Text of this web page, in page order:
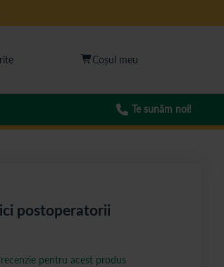
Te sunăm noi!
postoperatorii
pentru acest produs